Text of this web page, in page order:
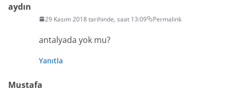
aydın
29 Kasım 2018 tarihinde, saat 13:09 Permalink
antalyada yok mu?
Yanıtla
Mustafa